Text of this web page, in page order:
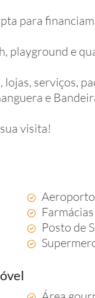
para
playground e
lojas, serviços,
e
visita!
Aeroporto
Farmácias
Posto de